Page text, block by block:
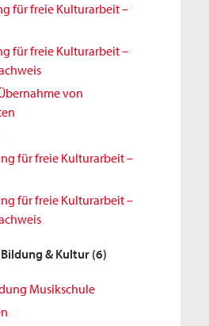
für freie Kulturarbeit –
für freie Kulturarbeit –
von
für freie Kulturarbeit –
für freie Kulturarbeit –
& Kultur (6)
Musikschule